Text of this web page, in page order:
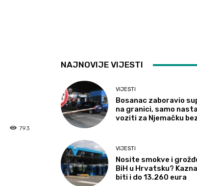
793
NAJNOVIJE VIJESTI
VIJESTI
Bosanac zaboravio
na granici, samo
voziti za Njemačku
VIJESTI
Nosite smokve i
BiH u Hrvatsku?
biti i do 13.260 eura